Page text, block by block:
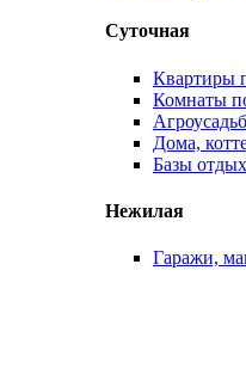
Суточная
Квартиры
Комнаты
Дома,
Базы
Нежилая
Гаражи,